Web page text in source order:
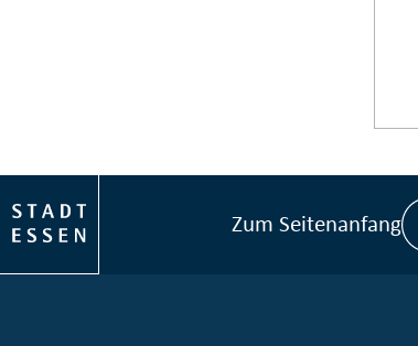
Zum Seitenanfang